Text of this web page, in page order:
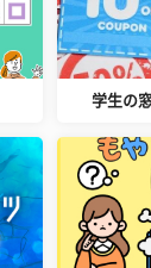
学生の